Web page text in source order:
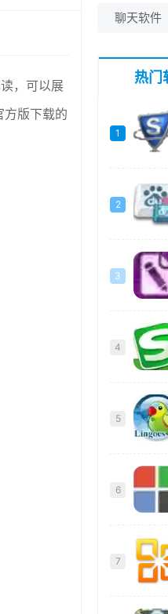
，可以展
方版下载的
聊天软件
热门
1
2
3
4
5
6
7